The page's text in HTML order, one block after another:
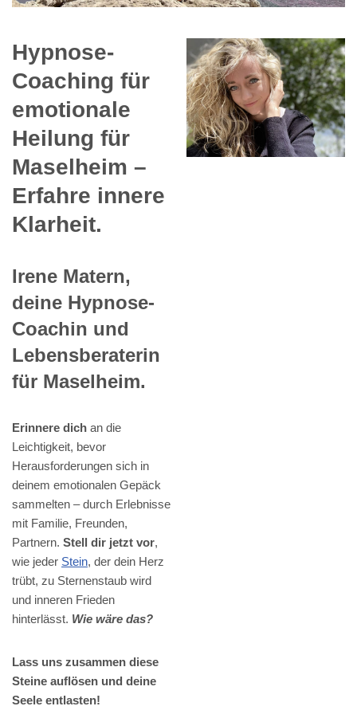
Hypnose-
Coaching für
emotionale
Heilung für
Maselheim –
Erfahre innere
Klarheit.
Irene Matern,
deine Hypnose-
Coachin und
Lebensberaterin
für Maselheim.
Erinnere dich an die
Leichtigkeit, bevor
Herausforderungen sich in
deinem emotionalen Gepäck
sammelten – durch Erlebnisse
mit Familie, Freunden,
Partnern. Stell dir jetzt vor,
wie jeder Stein, der dein Herz
trübt, zu Sternenstaub wird
und inneren Frieden
hinterlässt. Wie wäre das?
Lass uns zusammen diese
Steine auflösen und deine
Seele entlasten!